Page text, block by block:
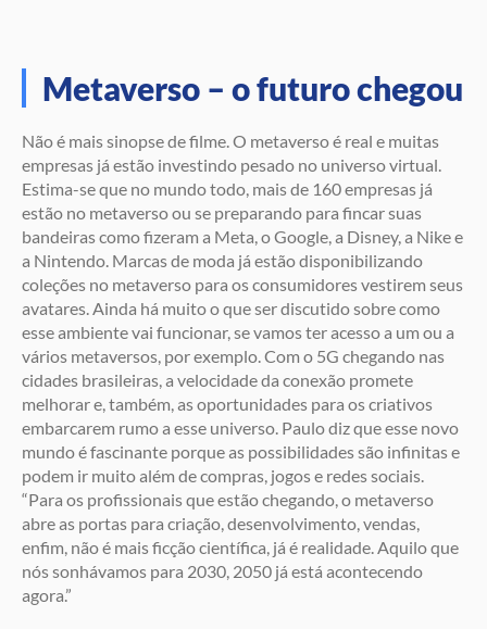
Metaverso – o futuro chegou
Não é mais sinopse de filme. O metaverso é real e muitas
empresas já estão investindo pesado no universo virtual.
Estima-se que no mundo todo, mais de 160 empresas já
estão no metaverso ou se preparando para fincar suas
bandeiras como fizeram a Meta, o Google, a Disney, a Nike e
a Nintendo. Marcas de moda já estão disponibilizando
coleções no metaverso para os consumidores vestirem seus
avatares. Ainda há muito o que ser discutido sobre como
esse ambiente vai funcionar, se vamos ter acesso a um ou a
vários metaversos, por exemplo. Com o 5G chegando nas
cidades brasileiras, a velocidade da conexão promete
melhorar e, também, as oportunidades para os criativos
embarcarem rumo a esse universo. Paulo diz que esse novo
mundo é fascinante porque as possibilidades são infinitas e
podem ir muito além de compras, jogos e redes sociais.
“Para os profissionais que estão chegando, o metaverso
abre as portas para criação, desenvolvimento, vendas,
enfim, não é mais ficção científica, já é realidade. Aquilo que
nós sonhávamos para 2030, 2050 já está acontecendo
agora.”